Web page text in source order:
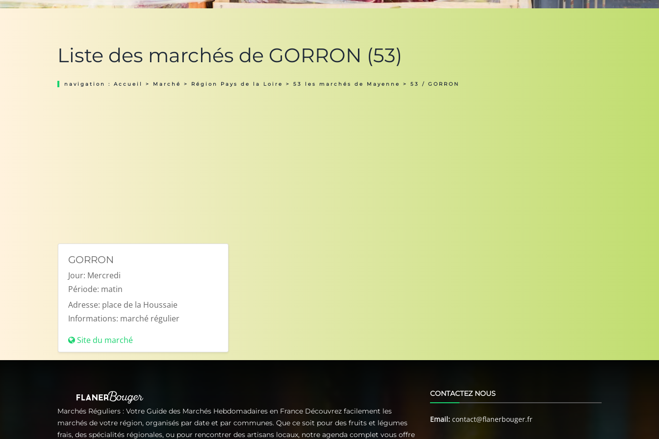
Liste des marchés de GORRON (53)
navigation : Accueil > Marché > Région Pays de la Loire > 53 les marchés de Mayenne > 53 / GORRON
GORRON
Jour: Mercredi
Période: matin
Adresse: place de la Houssaie
Informations: marché régulier
Site du marché
Marchés Réguliers : Votre Guide des Marchés Hebdomadaires en France Découvrez facilement les
marchés de votre région, organisés par date et par communes. Que ce soit pour des fruits et légumes
frais, des spécialités régionales, ou pour rencontrer des artisans locaux, notre agenda complet vous offre
CONTACTEZ NOUS
Email: contact@flanerbouger.fr